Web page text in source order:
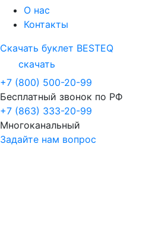
О нас
Контакты
Скачать буклет BESTEQ
скачать
+7 (800) 500-20-99
Бесплатный звонок по РФ
+7 (863) 333-20-99
Многоканальный
Задайте нам вопрос